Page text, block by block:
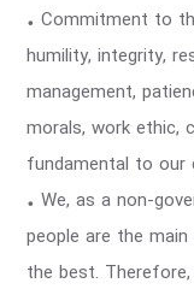
• Commitment to
humility, integrity,
management,
morals, work ethic,
fundamental to our
• We, as a non-
people are the
the best.